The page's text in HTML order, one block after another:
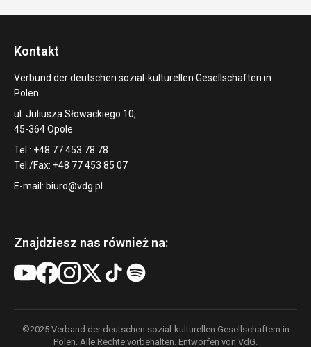
Kontakt
Verbund der deutschen sozial-kulturellen Gesellschaften in
Polen
ul. Juliusza Słowackiego 10,
45-364 Opole
Tel.: +48 77 453 78 78
Tel./Fax: +48 77 453 85 07
E-mail: biuro@vdg.pl
Znajdziesz nas również na:
©2025 Verband der deutschen sozial-kulturellen Gesellschaftern in
Polen. Alle Rechte vorbehalten. Entworfen von VdG.